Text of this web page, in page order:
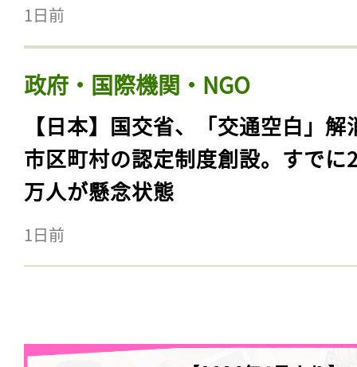
1日前
政府・国際機関・NGO
【日本】国交省、「交通空白」解
市区町村の認定制度創設。すでに
万人が懸念状態
1日前